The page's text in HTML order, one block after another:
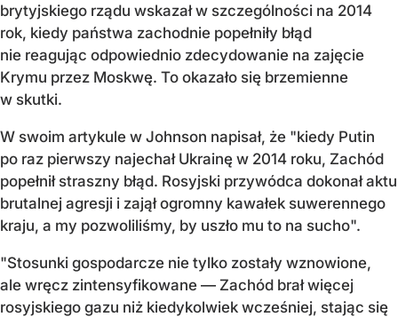
brytyjskiego rządu wskazał w szczególności na 2014
rok, kiedy państwa zachodnie popełniły błąd
nie reagując odpowiednio zdecydowanie na zajęcie
Krymu przez Moskwę. To okazało się brzemienne
w skutki.
W swoim artykule w Johnson napisał, że "kiedy Putin
po raz pierwszy najechał Ukrainę w 2014 roku, Zachód
popełnił straszny błąd. Rosyjski przywódca dokonał aktu
brutalnej agresji i zajął ogromny kawałek suwerennego
kraju, a my pozwoliliśmy, by uszło mu to na sucho".
"Stosunki gospodarcze nie tylko zostały wznowione,
ale wręcz zintensyfikowane — Zachód brał więcej
rosyjskiego gazu niż kiedykolwiek wcześniej, stając się